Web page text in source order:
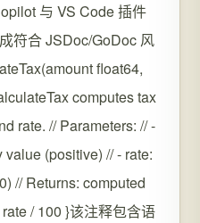
与 VS Code 插件
符合 JSDoc/GoDoc 风
float64,
computes tax
rate. // Parameters: // -
(positive) // - rate:
// Returns: computed
/ 100 }该注释包含语